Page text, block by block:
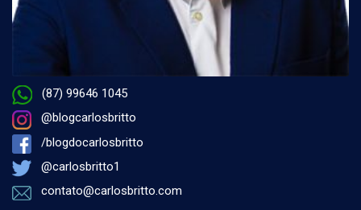
(87) 99646 1045
@blogcarlosbritto
/blogdocarlosbritto
@carlosbritto1
contato@carlosbritto.com